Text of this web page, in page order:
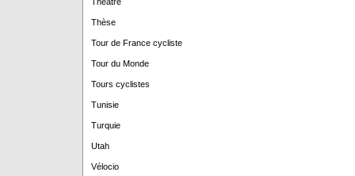
Thèse
Tour de France cycliste
Tour du Monde
Tours cyclistes
Tunisie
Turquie
Utah
Vélocio